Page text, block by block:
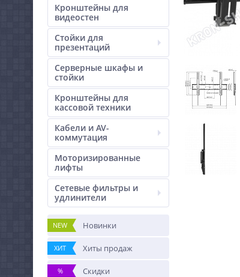
Кронштейны для
видеостен
Стойки для
презентаций
Серверные шкафы и
стойки
Кронштейны для
кассовой техники
Кабели и AV-
коммутация
Моторизированные
лифты
Сетевые фильтры и
удлинители
NEW Новинки
ХИТ Хиты продаж
% Скидки